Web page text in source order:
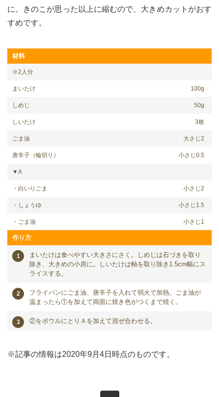
に。きのこが思った以上に縮むので、大きめカットがおす
すめです。
材料
※2人分
まいたけ 100g
しめじ 50g
しいたけ 3枚
ごま油 大さじ2
唐辛子（輪切り） 小さじ0.5
▼A
・白いりごま 小さじ2
・しょうゆ 小さじ1.5
・ごま油 小さじ1
作り方
まいたけは食べやすい大きさにさく。しめじは石づきを取り
除き、大きめの小房に。しいたけは軸を取り除き1.5cm幅にス
ライスする。
フライパンにごま油、唐辛子を入れて弱火で加熱。ごま油が
温まったら①を加えて両面に焼き色がつくまで焼く。
②をボウルにとりＡを加えて混ぜ合わせる。
※記事の情報は2020年9月4日時点のものです。